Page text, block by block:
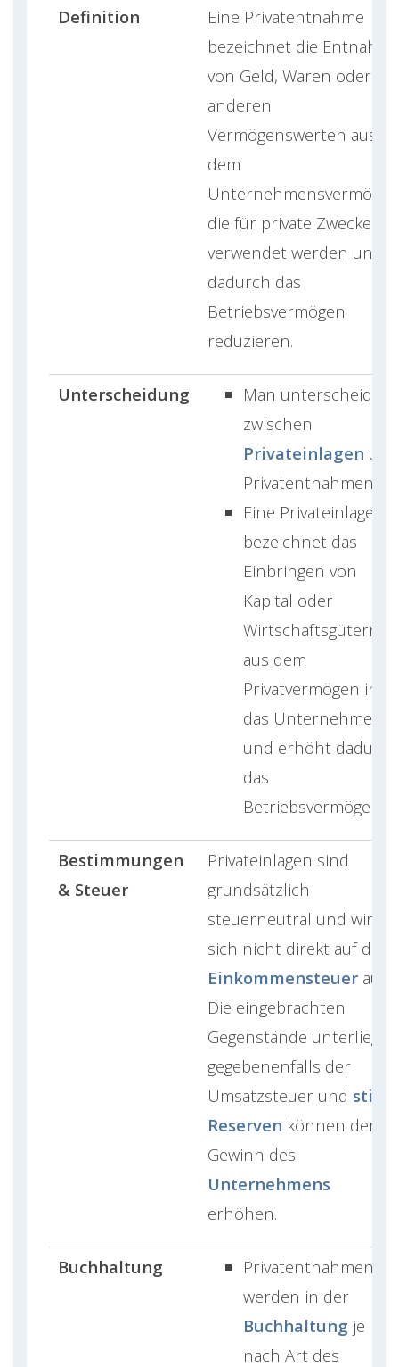
Definition
Eine Privatentnahme
bezeichnet die
von Geld, Waren oder
anderen
Vermögenswerten aus
dem
die für private Zwecke
verwendet werden und
dadurch das
Betriebsvermögen
reduzieren.
Unterscheidung
Man unterscheidet
zwischen
Privateinlagen und
Privatentnahmen.
Eine Privateinlage
bezeichnet das
Einbringen von
Kapital oder
Wirtschaftsgütern
aus dem
Privatvermögen in
das Unternehmen
und erhöht dadurch
das
Betriebsvermögen.
Bestimmungen
& Steuer
Privateinlagen sind
grundsätzlich
steuerneutral und
sich nicht direkt auf die
Einkommensteuer aus.
Die eingebrachten
Gegenstände unterliegen
gegebenenfalls der
Umsatzsteuer und stille
Reserven können den
Gewinn des
Unternehmens
erhöhen.
Buchhaltung
Privatentnahmen
werden in der
Buchhaltung je
nach Art des